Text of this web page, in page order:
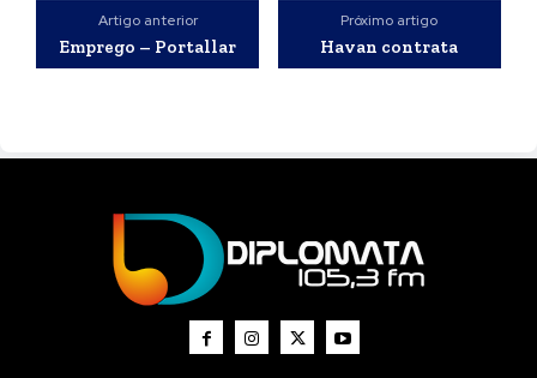
Artigo anterior
Emprego – Portallar
Próximo artigo
Havan contrata